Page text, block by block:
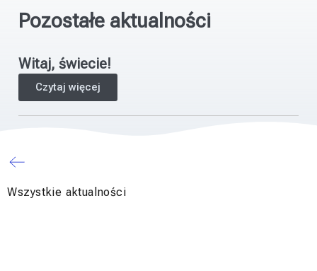
Pozostałe aktualności
Witaj, świecie!
Czytaj więcej
Wszystkie aktualności